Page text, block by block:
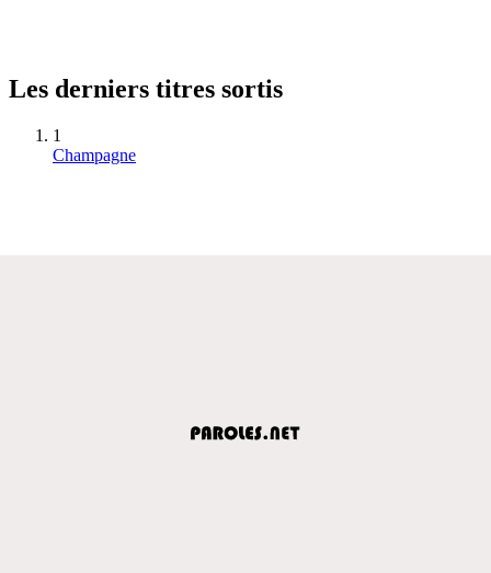
Les derniers titres sortis
1
Champagne